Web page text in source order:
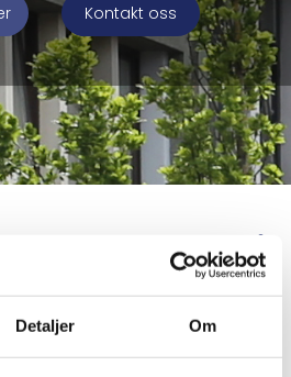
Detaljer Om
Kontakt oss
SENTRALT PÅ
AS er et erfarent
i Bergen. Vi tilbyr det